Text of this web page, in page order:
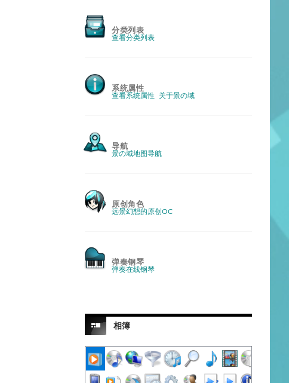
分类列表
查看分类列表
系统属性
查看系统属性 关于景の域
导航
景の域地图导航
原创角色
远景幻想的原创OC
弹奏钢琴
弹奏在线钢琴
相簿